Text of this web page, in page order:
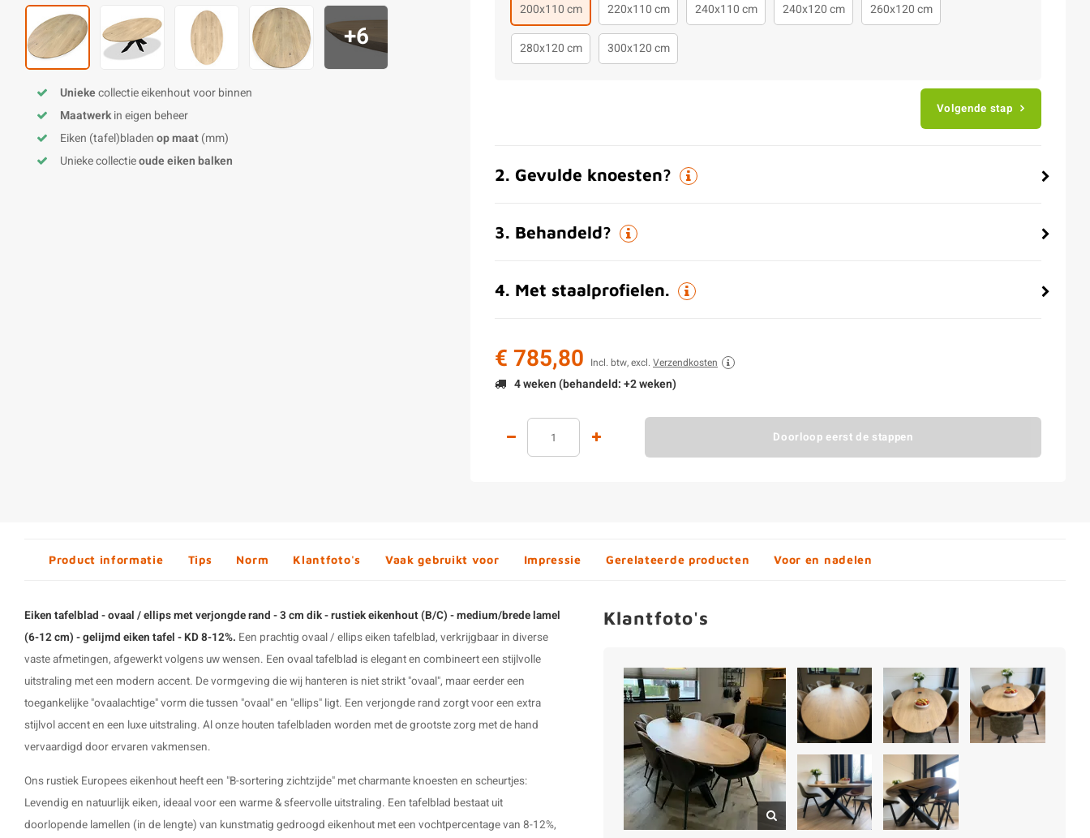
+6
Uniekecollectie eikenhout voor binnen
Maatwerkin eigen beheer
Eiken (tafel)bladenop maat(mm)
Unieke collectieoude eiken balken
200x110 cm 220x110 cm 240x110 cm 240x120 cm 260x120 cm
280x120 cm 300x120 cm
Volgende stap
2. Gevulde knoesten?
3. Behandeld?
4. Met staalprofielen.
€ 785,80 Incl. btw, excl. Verzendkosten
4 weken (behandeld: +2 weken)
Doorloop eerst de stappen
Product informatie Tips Norm Klantfoto's Vaak gebruikt voor Impressie Gerelateerde producten Voor en nadelen
Eiken tafelblad - ovaal / ellips met verjongde rand - 3 cm dik - rustiek eikenhout (B/C) - medium/brede lamel
(6-12 cm) - gelijmd eiken tafel - KD 8-12%. Een prachtig ovaal / ellips eiken tafelblad, verkrijgbaar in diverse
vaste afmetingen, afgewerkt volgens uw wensen. Een ovaal tafelblad is elegant en combineert een stijlvolle
uitstraling met een modern accent. De vormgeving die wij hanteren is niet strikt "ovaal", maar eerder een
toegankelijke "ovaalachtige" vorm die tussen "ovaal" en "ellips" ligt. Een verjongde rand zorgt voor een extra
stijlvol accent en een luxe uitstraling. Al onze houten tafelbladen worden met de grootste zorg met de hand
vervaardigd door ervaren vakmensen.
Ons rustiek Europees eikenhout heeft een "B-sortering zichtzijde" met charmante knoesten en scheurtjes:
Levendig en natuurlijk eiken, ideaal voor een warme & sfeervolle uitstraling. Een tafelblad bestaat uit
doorlopende lamellen (in de lengte) van kunstmatig gedroogd eikenhout met een vochtpercentage van 8-12%,
Klantfoto's